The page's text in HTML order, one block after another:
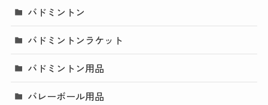
バドミントン
バドミントンラケット
バドミントン用品
バレーボール用品